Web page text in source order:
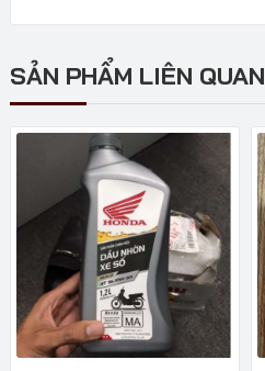
SẢN PHẨM LIÊN QUAN